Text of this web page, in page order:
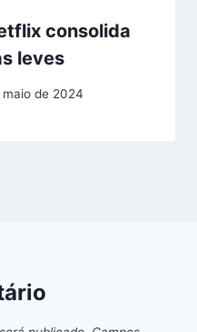
consolida
leves
maio de 2024